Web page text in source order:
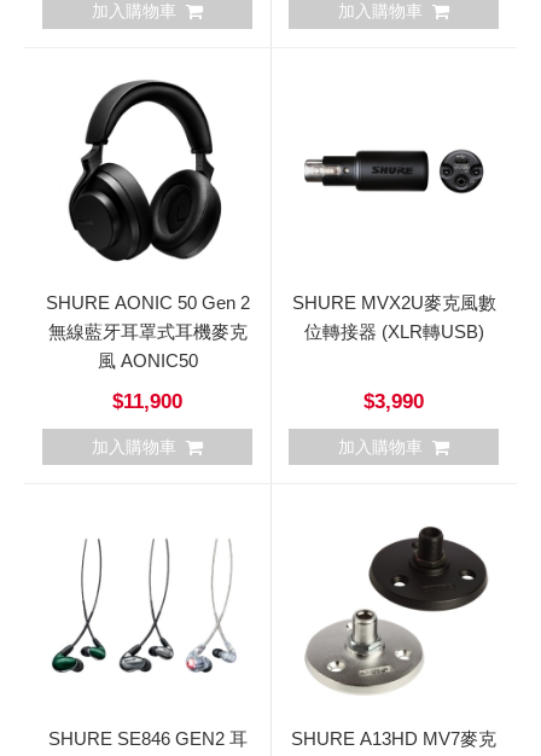
加入購物車 加入購物車
SHURE AONIC 50 Gen 2
無線藍牙耳罩式耳機麥克
風 AONIC50
$11,900
加入購物車
SHURE MVX2U麥克風數
位轉接器 (XLR轉USB)
$3,990
加入購物車
SHURE SE846 GEN2 耳
SHURE A13HD MV7麥克